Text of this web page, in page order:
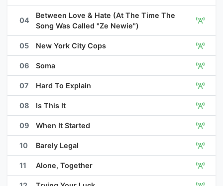
04
Between Love & Hate (At The Time The
Song Was Called "Ze Newie")
05 New York City Cops
06 Soma
07 Hard To Explain
08 Is This It
09 When It Started
10 Barely Legal
11 Alone, Together